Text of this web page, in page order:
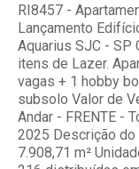
RI8457 -
Lançamento
Aquarius SJC - SP
itens de Lazer.
vagas + 1 hobby
subsolo Valor de
Andar - FRENTE -
2025 Descrição do
7.908,71 m²